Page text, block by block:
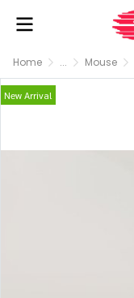
Home ... Mouse
New Arrival